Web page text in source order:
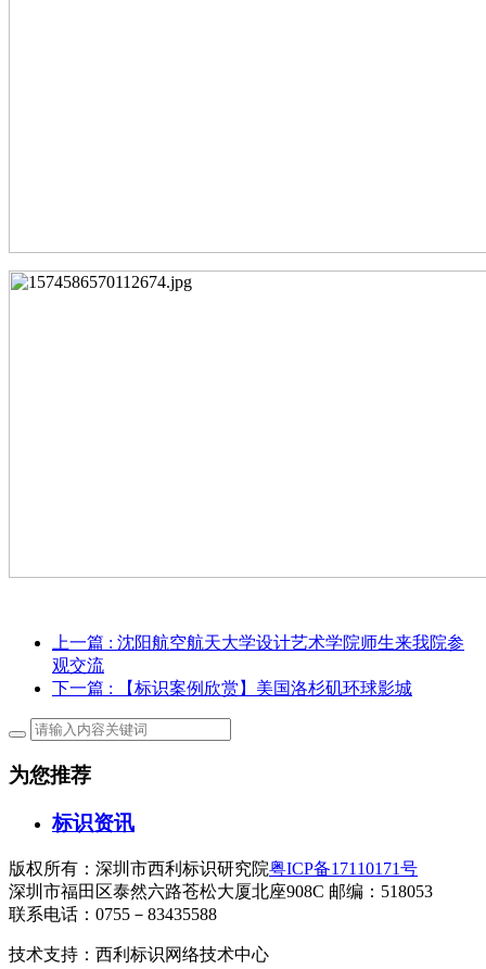
上一篇 : 沈阳航空航天大学设计艺术学院师生来我院参
观交流
下一篇 : 【标识案例欣赏】美国洛杉矶环球影城
为您推荐
标识资讯
版权所有：深圳市西利标识研究院粤ICP备17110171号
深圳市福田区泰然六路苍松大厦北座908C 邮编：518053
联系电话：0755－83435588
技术支持：西利标识网络技术中心